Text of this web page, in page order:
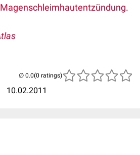
Magenschleimhautentzündung.
10.02.2011
(0 ratings)